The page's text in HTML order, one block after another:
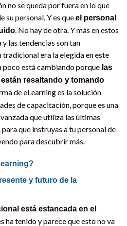
no se queda por fuera en lo que
su personal. Y es queel personal
. No hay de otra. Y más en estos
las tendencias son tan
era la elegida en este
poco está cambiando porque las
resaltando y tomando
de eLearning es la solución
de capacitación, porque es una
que utiliza las últimas
que instruyas a tu personal de
para descubrir más.
y futuro de la
está estancada en el
ha tenido y parece que esto no va